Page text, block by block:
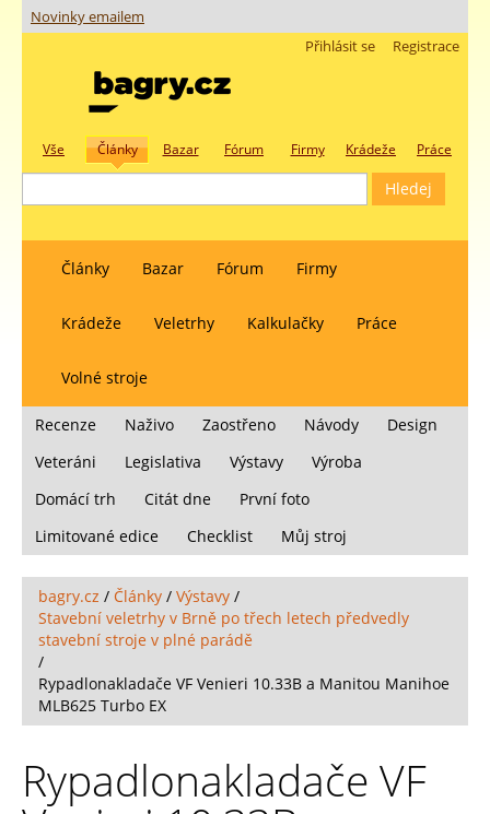
Novinky emailem
Registrace
Přihlásit se
Vše Články Bazar Fórum Firmy Krádeže Práce
Články Bazar Fórum Firmy
Krádeže Veletrhy Kalkulačky Práce
Volné stroje
Recenze Naživo Zaostřeno Návody
Design
Veteráni
Legislativa Výstavy
Výroba
Domácí trh
Citát dne
První foto
Limitované edice
Checklist Můj stroj
bagry.cz / Články / Výstavy /
Stavební veletrhy v Brně po třech letech předvedly
stavební stroje v plné parádě
/
Rypadlonakladače VF Venieri 10.33B a Manitou Manihoe
MLB625 Turbo EX
Rypadlonakladače VF